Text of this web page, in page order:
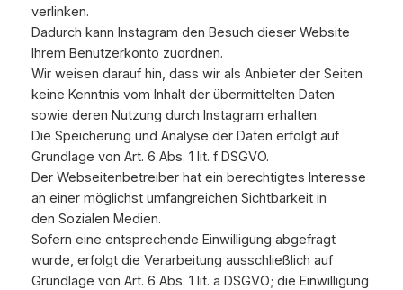
verlinken.
Dadurch kann Instagram den Besuch dieser Website
Ihrem Benutzerkonto zuordnen.
Wir weisen darauf hin, dass wir als Anbieter der Seiten
keine Kenntnis vom Inhalt der übermittelten Daten
sowie deren Nutzung durch Instagram erhalten.
Die Speicherung und Analyse der Daten erfolgt auf
Grundlage von Art. 6 Abs. 1 lit. f DSGVO.
Der Webseitenbetreiber hat ein berechtigtes Interesse
an einer möglichst umfangreichen Sichtbarkeit in
den Sozialen Medien.
Sofern eine entsprechende Einwilligung abgefragt
wurde, erfolgt die Verarbeitung ausschließlich auf
Grundlage von Art. 6 Abs. 1 lit. a DSGVO; die Einwilligung